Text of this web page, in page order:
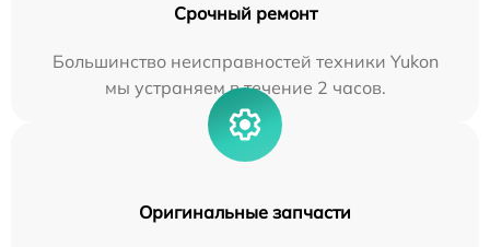
Срочный ремонт
Большинство неисправностей техники Yukon
мы устраняем в течение 2 часов.
Оригинальные запчасти